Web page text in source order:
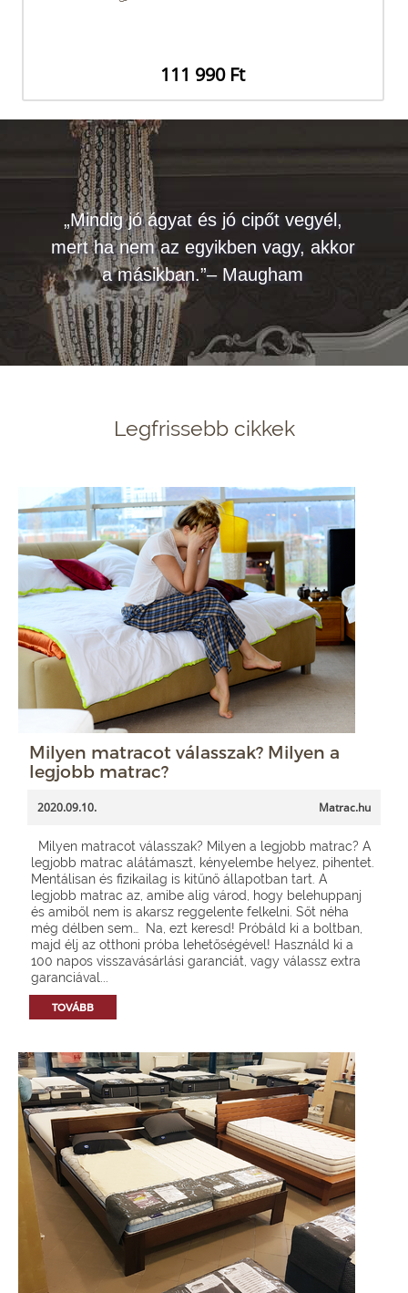
111 990 Ft
„Mindig jó ágyat és jó cipőt vegyél,
mert ha nem az egyikben vagy, akkor
a másikban.”– Maugham
Legfrissebb cikkek
Milyen matracot válasszak? Milyen a
legjobb matrac?
2020.09.10. Matrac.hu
Milyen matracot válasszak? Milyen a legjobb matrac? A
legjobb matrac alátámaszt, kényelembe helyez, pihentet.
Mentálisan és fizikailag is kitűnő állapotban tart. A
legjobb matrac az, amibe alig várod, hogy belehuppanj
és amiből nem is akarsz reggelente felkelni. Sőt néha
még délben sem… Na, ezt keresd! Próbáld ki a boltban,
majd élj az otthoni próba lehetőségével! Használd ki a
100 napos visszavásárlási garanciát, vagy válassz extra
garanciával...
TOVÁBB